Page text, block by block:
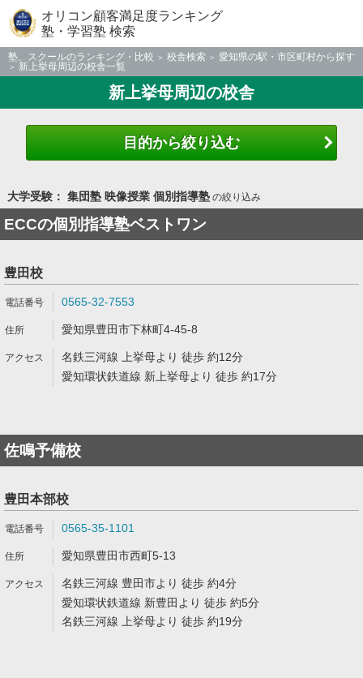
オリコン顧客満足度ランキング
塾・学習塾 検索
塾、スクールのランキング・比較 校舎検索
愛知県の駅・市区町村から探す
新上挙母周辺の校舎一覧
新上挙母周辺の校舎
目的から絞り込む
大学受験： 集団塾 映像授業 個別指導塾の絞り込み
ECCの個別指導塾ベストワン
豊田校
0565-32-7553
愛知県豊田市下林町4-45-8
名鉄三河線 上挙母より 徒歩 約12分
愛知環状鉄道線 新上挙母より 徒歩 約17分
佐鳴予備校
豊田本部校
0565-35-1101
愛知県豊田市西町5-13
名鉄三河線 豊田市より 徒歩 約4分
愛知環状鉄道線 新豊田より 徒歩 約5分
名鉄三河線 上挙母より 徒歩 約19分